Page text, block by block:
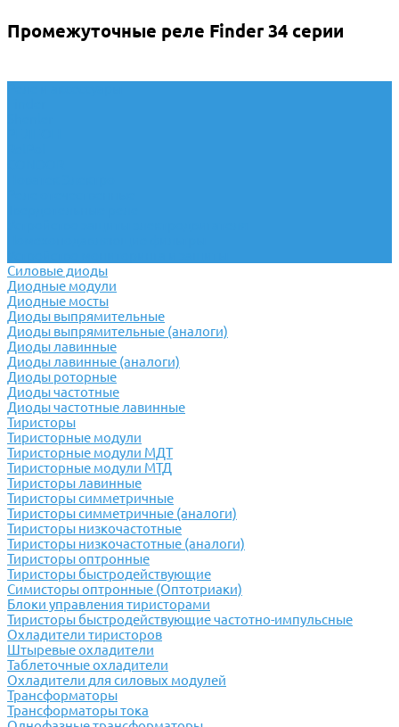
Промежуточные реле Finder 34 серии
Силовые диоды
Диодные модули
Диодные мосты
Диоды выпрямительные
Диоды выпрямительные (аналоги)
Диоды лавинные
Диоды лавинные (аналоги)
Диоды роторные
Диоды частотные
Диоды частотные лавинные
Тиристоры
Тиристорные модули
Тиристорные модули МДТ
Тиристорные модули МТД
Тиристоры лавинные
Тиристоры симметричные
Тиристоры симметричные (аналоги)
Тиристоры низкочастотные
Тиристоры низкочастотные (аналоги)
Тиристоры оптронные
Тиристоры быстродействующие
Симисторы оптронные (Оптотриаки)
Блоки управления тиристорами
Тиристоры быстродействующие частотно-импульсные
Охладители тиристоров
Штыревые охладители
Таблеточные охладители
Охладители для силовых модулей
Трансформаторы
Трансформаторы тока